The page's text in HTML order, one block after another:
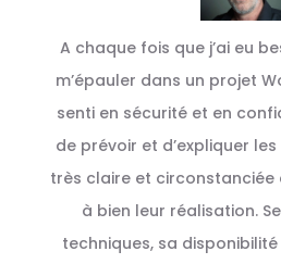
A chaque fois que j’ai eu
m’épauler dans un projet
senti en sécurité et en
de prévoir et d’expliquer
très claire et circonstanciée
à bien leur réalisation.
techniques, sa